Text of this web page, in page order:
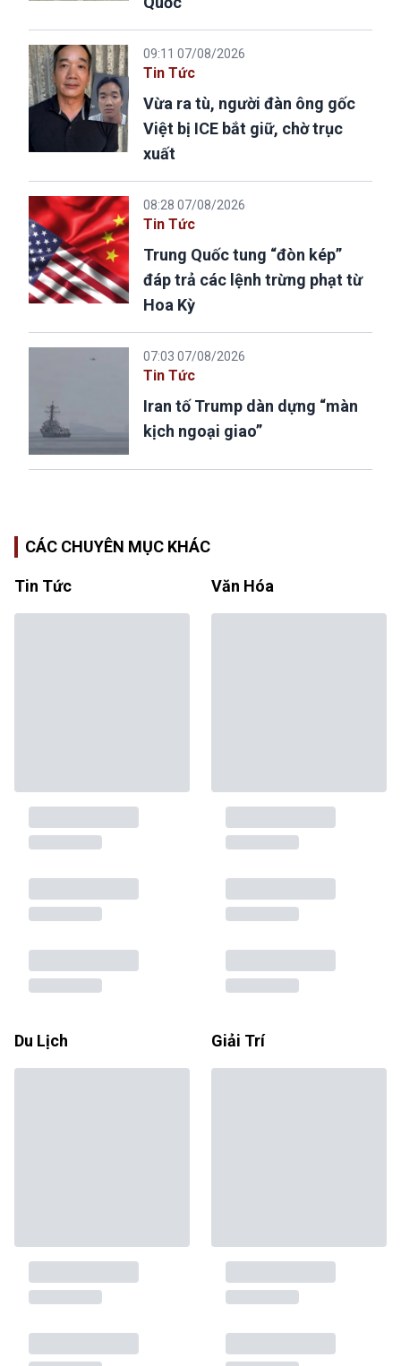
09:11 07/08/2026
Tin Tức
Vừa ra tù, người đàn ông gốc
Việt bị ICE bắt giữ, chờ trục
xuất
08:28 07/08/2026
Tin Tức
Trung Quốc tung “đòn kép”
đáp trả các lệnh trừng phạt từ
Hoa Kỳ
07:03 07/08/2026
Tin Tức
Iran tố Trump dàn dựng “màn
kịch ngoại giao”
CÁC CHUYÊN MỤC KHÁC
Tin Tức Văn Hóa
Du Lịch Giải Trí